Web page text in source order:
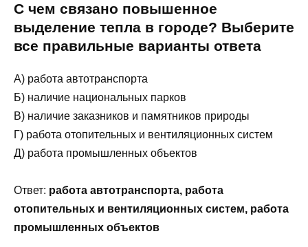
С чем связано повышенное
выделение тепла в городе? Выберите
все правильные варианты ответа
А) работа автотранспорта
Б) наличие национальных парков
В) наличие заказников и памятников природы
Г) работа отопительных и вентиляционных систем
Д) работа промышленных объектов
Ответ: работа автотранспорта, работа
отопительных и вентиляционных систем, работа
промышленных объектов